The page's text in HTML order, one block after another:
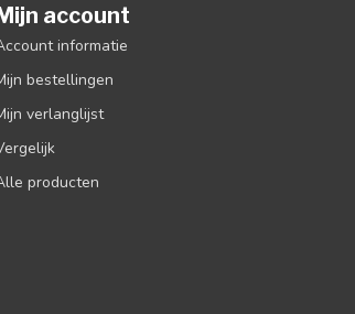
account
informatie
bestellingen
verlanglijst
producten